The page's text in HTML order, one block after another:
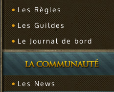
Les Règles
Les Guildes
Le Journal de bord
Les News